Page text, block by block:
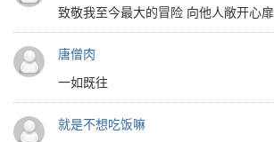
致敬我至今最大的冒险 向他人敞开心扉
唐僧肉
一如既往
就是不想吃饭嘛